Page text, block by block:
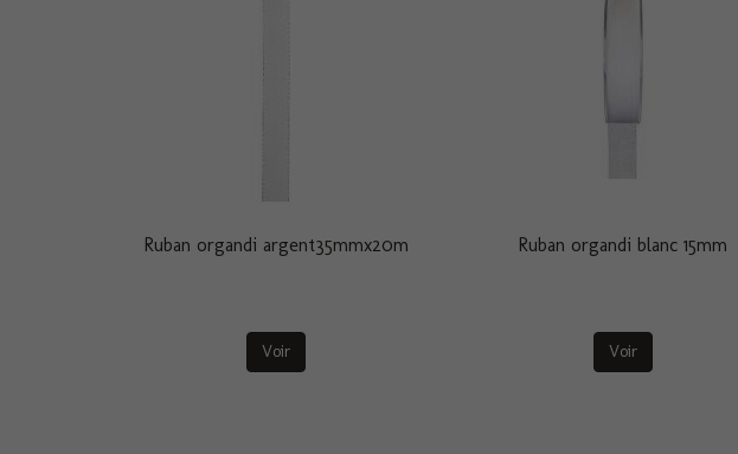
Ruban organdi argent35mmx20m
Voir
Ruban organdi blanc 15mm
Voir